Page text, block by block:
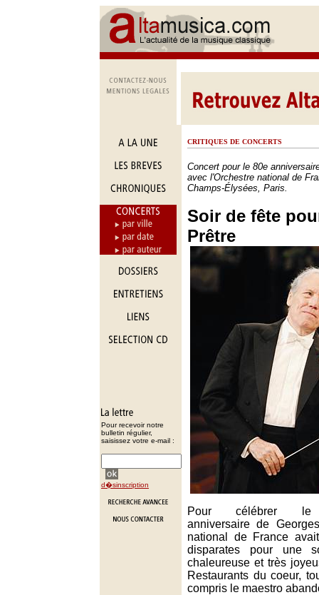
Pour recevoir notre
bulletin régulier,
saisissez votre e-mail :
d�sinscription
CRITIQUES DE CONCERTS
Concert pour le 80e
avec l'Orchestre national de
Champs-Élysées, Paris.
Soir de fête
Prêtre
Pour célébrer le
anniversaire de
national de France
disparates pour une
chaleureuse et très
Restaurants du coeur,
compris le maestro